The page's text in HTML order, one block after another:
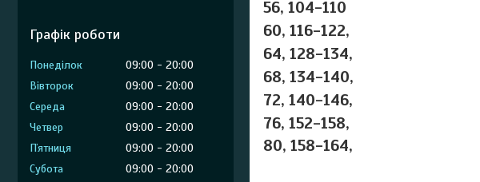
56, 104-110
60, 116-122,
64, 128-134,
68, 134-140,
72, 140-146,
76, 152-158,
80, 158-164,
Графік роботи
Понеділок 09:00
20:00
Вівторок
09:00
20:00
Середа
09:00
20:00
Четвер
09:00
20:00
Пʼятниця
09:00
20:00
Субота
09:00
20:00